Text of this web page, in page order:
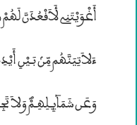
ءَلاَتِيَنَّهُم مِّنۢ بَـيْنِ